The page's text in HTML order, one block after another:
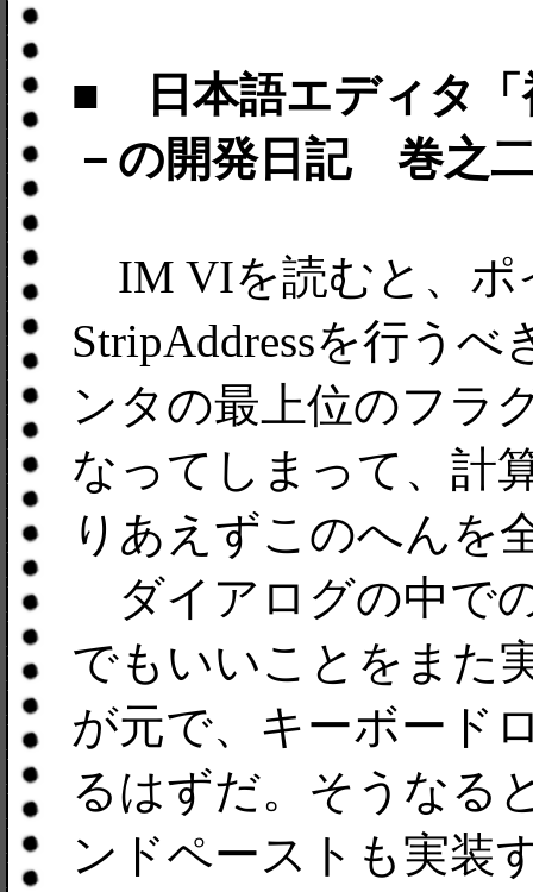
■ 日本語エディタ「
－の開発日記 巻之
IM VIを読むと、ポ
StripAddressを行う
ンタの最上位のフラ
なってしまって、計
りあえずこのへんを
ダイアログの中で
でもいいことをまた
が元で、キーボード
るはずだ。そうなる
ンドペーストも実装